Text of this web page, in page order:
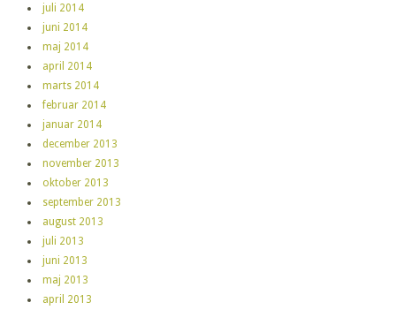
juli 2014
juni 2014
maj 2014
april 2014
marts 2014
februar 2014
januar 2014
december 2013
november 2013
oktober 2013
september 2013
august 2013
juli 2013
juni 2013
maj 2013
april 2013